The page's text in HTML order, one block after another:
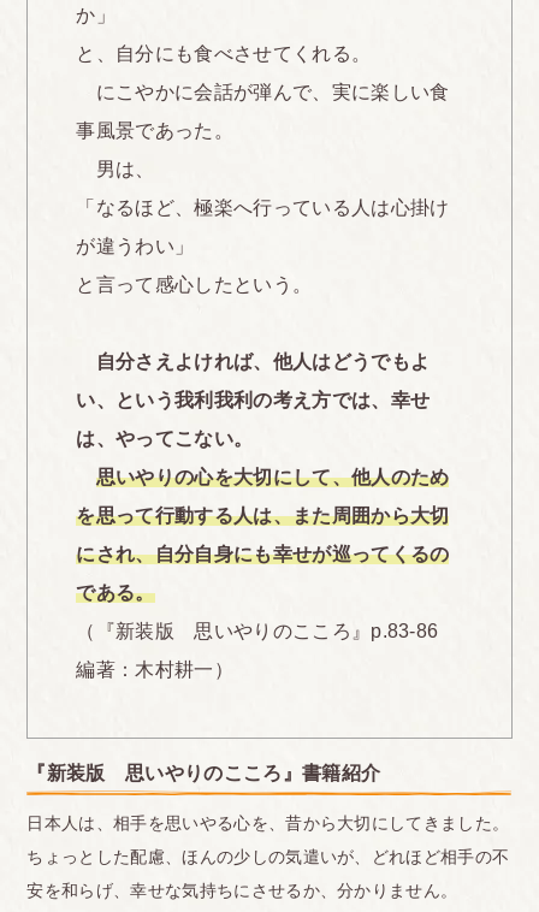
か」
と、自分にも食べさせてくれる。
にこやかに会話が弾んで、実に楽しい食
事風景であった。
男は、
「なるほど、極楽へ行っている人は心掛け
が違うわい」
と言って感心したという。
自分さえよければ、他人はどうでもよ
い、という我利我利の考え方では、幸せ
は、やってこない。
思いやりの心を大切にして、他人のため
を思って行動する人は、また周囲から大切
にされ、自分自身にも幸せが巡ってくるの
である。
（『新装版 思いやりのこころ』p.83-86
編著：木村耕一）
『新装版 思いやりのこころ』書籍紹介
日本人は、相手を思いやる心を、昔から大切にしてきました。
ちょっとした配慮、ほんの少しの気遣いが、どれほど相手の不
安を和らげ、幸せな気持ちにさせるか、分かりません。